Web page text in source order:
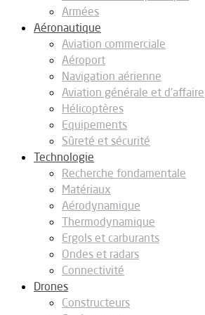
Armées
Aéronautique
Aviation commerciale
Aéroport
Navigation aérienne
Aviation générale et d’affaire
Hélicoptères
Equipements
Sûreté et sécurité
Technologie
Recherche fondamentale
Matériaux
Aérodynamique
Thermodynamique
Ergols et carburants
Ondes et radars
Connectivité
Drones
Constructeurs